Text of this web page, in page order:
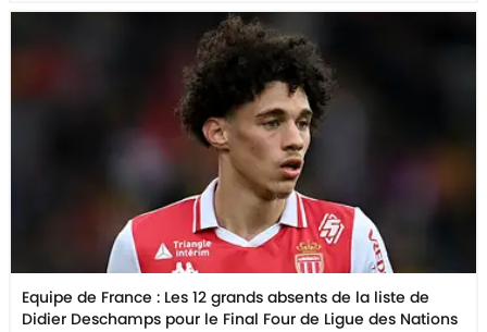
Equipe de France : Les 12 grands absents de la liste de
Didier Deschamps pour le Final Four de Ligue des Nations